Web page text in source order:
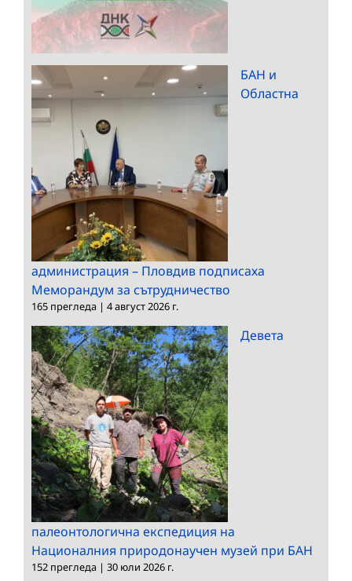
БАН и
Областна
администрация – Пловдив подписаха
Меморандум за сътрудничество
165 прегледа | 4 август 2026 г.
Девета
палеонтологична експедиция на
Националния природонаучен музей при БАН
152 прегледа | 30 юли 2026 г.